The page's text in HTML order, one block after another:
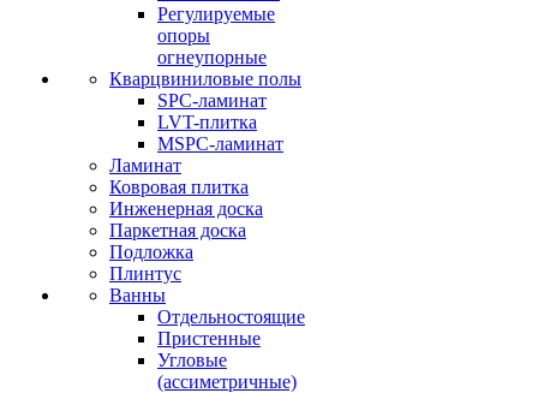
Регулируемые
опоры
огнеупорные
Кварцвиниловые полы
SPC-ламинат
LVT-плитка
MSPC-ламинат
Ламинат
Ковровая плитка
Инженерная доска
Паркетная доска
Подложка
Плинтус
Ванны
Отдельностоящие
Пристенные
Угловые
(ассиметричные)